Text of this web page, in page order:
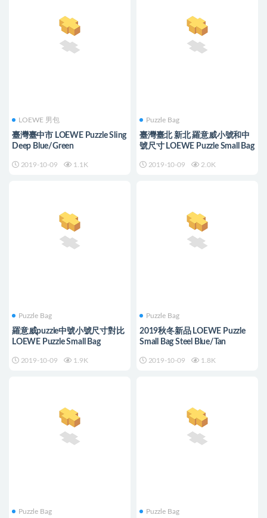
LOEWE 男包
臺灣臺中市 LOEWE Puzzle Sling
Deep Blue/Green
2019-10-09 1.1K
Puzzle Bag
臺灣臺北 新北 羅意威小號和中
號尺寸 LOEWE Puzzle Small Bag
2019-10-09 2.0K
Puzzle Bag
羅意威puzzle中號小號尺寸對比
LOEWE Puzzle Small Bag
2019-10-09 1.9K
Puzzle Bag
2019秋冬新品 LOEWE Puzzle
Small Bag Steel Blue/Tan
2019-10-09 1.8K
Puzzle Bag Puzzle Bag